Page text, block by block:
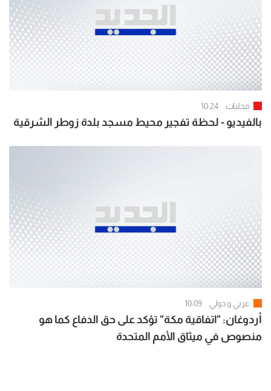
محليات 10:24
بالفيديو - لحظة تفجير محيط مسجد بلدة زوطر الشرقية
عربي و دولي 10:09
أردوغان: "اتفاقية مكة" تؤكد على حق الدفاع كما هو
منصوص في ميثاق الأمم المتحدة